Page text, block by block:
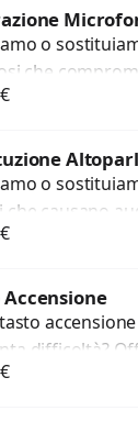
Procedi
o
che
€
Procedi
o
che causano
o assente.
€
Procedi
Accensione
difficoltà?
di
€